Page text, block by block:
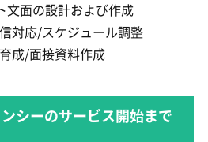
文面の設計および作成
対応/スケジュール調整
成/面接資料作成
シーのサービス開始まで